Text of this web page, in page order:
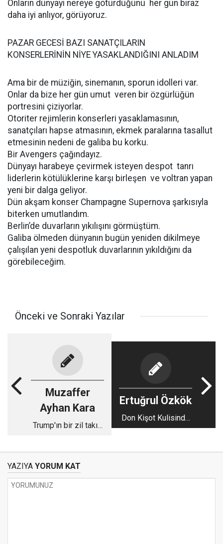
Onların dünyayı nereye götürdüğünü her gün biraz
daha iyi anlıyor, görüyoruz.
PAZAR GECESİ BAZI SANATÇILARIN
KONSERLERİNİN NİYE YASAKLANDIĞINI ANLADIM
Ama bir de müziğin, sinemanın, sporun idolleri var.
Onlar da bize her gün umut veren bir özgürlüğün
portresini çiziyorlar.
Otoriter rejimlerin konserleri yasaklamasının,
sanatçıları hapse atmasının, ekmek paralarına tasallut
etmesinin nedeni de galiba bu korku.
Bir Avengers çağındayız.
Dünyayı harabeye çevirmek isteyen despot tanrı
liderlerin kötülüklerine karşı birleşen ve voltran yapan
yeni bir dalga geliyor.
Dün akşam konser Champagne Supernova şarkısıyla
biterken umutlandım.
Berlin’de duvarların yıkılışını görmüştüm.
Galiba ölmeden dünyanın bugün yeniden dikilmeye
çalışılan yeni despotluk duvarlarının yıkıldığını da
görebileceğim.
Önceki ve Sonraki Yazılar
Muzaffer
Ayhan Kara
Trump'ın bir zil takıp
Ertuğrul Özkök
Don Kişot Kulisinde
Güzel Bir Oya Başar
YAZIYA YORUM KAT